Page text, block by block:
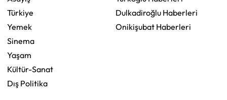
Türkiye
Yemek
Sinema
Yaşam
Kültür-Sanat
Dış Politika
Dulkadiroğlu Haberleri
Onikişubat Haberleri